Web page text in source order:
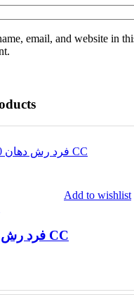
email, and website in
Add to wishlist
فرد رش دهان 400 CC